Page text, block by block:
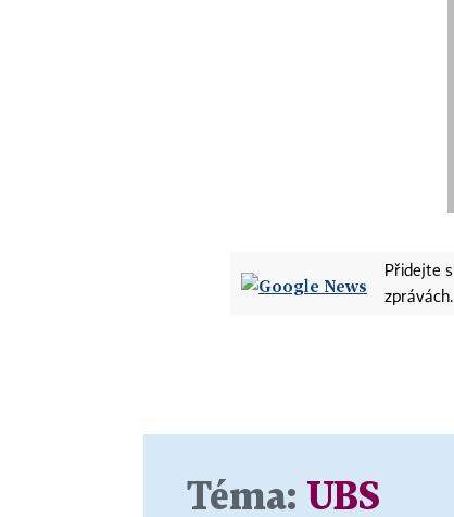
Přidejte
zprávách.
Téma: UBS